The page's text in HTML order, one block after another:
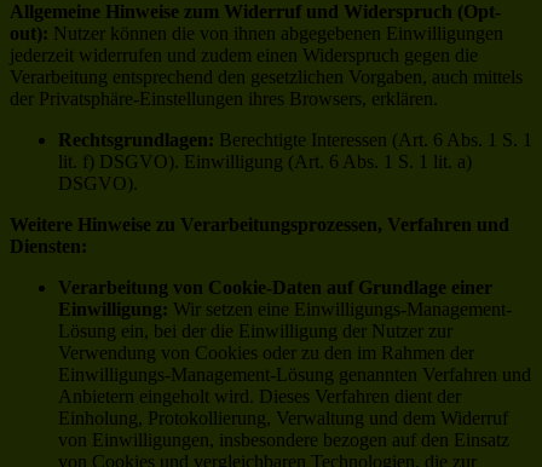
Allgemeine Hinweise zum Widerruf und Widerspruch (Opt-
out): Nutzer können die von ihnen abgegebenen Einwilligungen
jederzeit widerrufen und zudem einen Widerspruch gegen die
Verarbeitung entsprechend den gesetzlichen Vorgaben, auch mittels
der Privatsphäre-Einstellungen ihres Browsers, erklären.
Rechtsgrundlagen: Berechtigte Interessen (Art. 6 Abs. 1 S. 1
lit. f) DSGVO). Einwilligung (Art. 6 Abs. 1 S. 1 lit. a)
DSGVO).
Weitere Hinweise zu Verarbeitungsprozessen, Verfahren und
Diensten:
Verarbeitung von Cookie-Daten auf Grundlage einer
Einwilligung: Wir setzen eine Einwilligungs-Management-
Lösung ein, bei der die Einwilligung der Nutzer zur
Verwendung von Cookies oder zu den im Rahmen der
Einwilligungs-Management-Lösung genannten Verfahren und
Anbietern eingeholt wird. Dieses Verfahren dient der
Einholung, Protokollierung, Verwaltung und dem Widerruf
von Einwilligungen, insbesondere bezogen auf den Einsatz
von Cookies und vergleichbaren Technologien, die zur